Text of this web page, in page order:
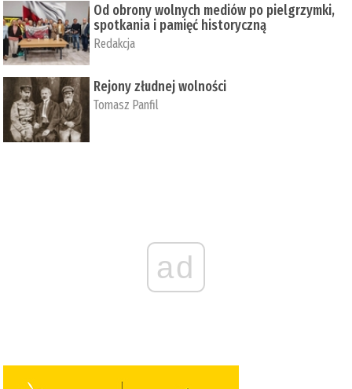
Od obrony wolnych mediów po pielgrzymki,
spotkania i pamięć historyczną
Redakcja
Rejony złudnej wolności
Tomasz Panfil
ad